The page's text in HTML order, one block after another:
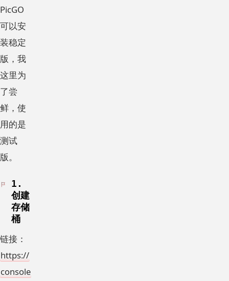
PicGO
可以安
装稳定
版，我
这里为
了尝
鲜，使
用的是
测试
版。
1.
创建
存储
桶
链接：
https://
console